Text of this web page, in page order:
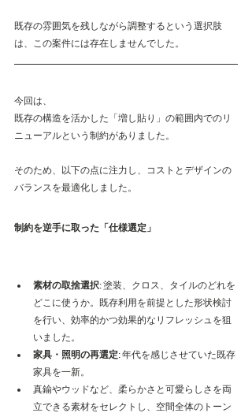
既存の雰囲気を残しながら調整するという選択肢
は、この案件には存在しませんでした。
今回は、
既存の構造を活かした「増し貼り」の範囲内でのリ
ニューアルという制約がありました。
そのため、以下の点に注力し、コストとデザインの
バランスを最適化しました。
制約を逆手に取った「仕様選定」
素材の取捨選択: 塗装、クロス、タイルのどれを
どこに使うか。既存利用を前提とした形状検討
を行い、効率的かつ効果的なリフレッシュを狙
いました。
家具・照明の再選定: 年代を感じさせていた既存
家具を一新。
真鍮やウッドなど、柔らかさと可愛らしさを両
立できる素材をセレクトし、空間全体のトーン